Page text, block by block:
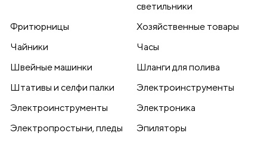
светильники
Фритюрницы
Хозяйственные товары
Чайники
Часы
Швейные машинки
Шланги для полива
Штативы и селфи палки
Электроинструменты
Электроинструменты
Электроника
Электропростыни, пледы
Эпиляторы